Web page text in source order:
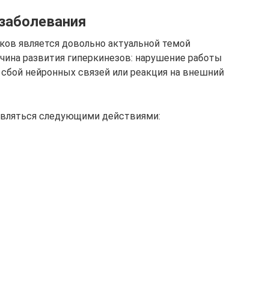
является довольно актуальной темой
развития гиперкинезов: нарушение работы
нейронных связей или реакция на внешний
следующими действиями: